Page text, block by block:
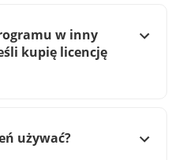
w inny
kupię licencję
używać?